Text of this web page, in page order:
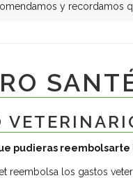
y recordamos
pudieras
reembolsa los gastos